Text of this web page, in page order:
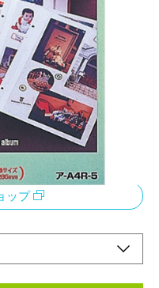
られた台紙です。PPフィ
ウトして写真を保存するこ
りも耐久性のある商品とし
な商品として、ライト台
ップ